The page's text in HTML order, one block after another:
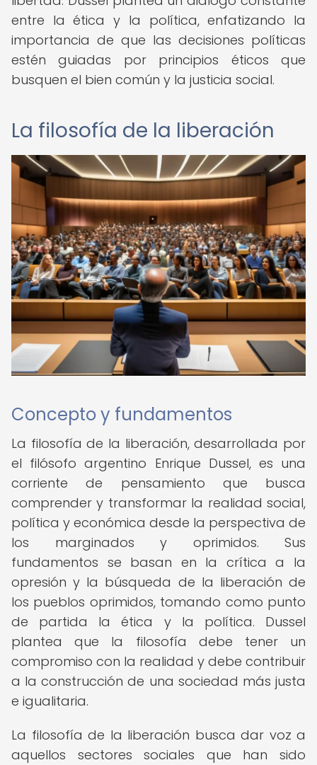
entre la ética y la política, enfatizando la
importancia de que las decisiones políticas
estén guiadas por principios éticos que
busquen el bien común y la justicia social.
La filosofía de la liberación
Concepto y fundamentos
La filosofía de la liberación, desarrollada por
el filósofo argentino Enrique Dussel, es una
corriente de pensamiento que busca
comprender y transformar la realidad social,
política y económica desde la perspectiva de
los marginados y oprimidos. Sus
fundamentos se basan en la crítica a la
opresión y la búsqueda de la liberación de
los pueblos oprimidos, tomando como punto
de partida la ética y la política. Dussel
plantea que la filosofía debe tener un
compromiso con la realidad y debe contribuir
a la construcción de una sociedad más justa
e igualitaria.
La filosofía de la liberación busca dar voz a
aquellos sectores sociales que han sido